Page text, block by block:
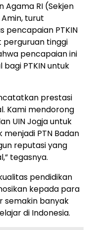
RI (Sekjen
turut
pencapaian PTKIN
perguruan tinggi
pencapaian ini
PTKIN untuk
prestasi
Kami mendorong
UIN Jogja untuk
PTN Badan
reputasi yang
tegasnya.
pendidikan
kepada para
semakin banyak
di Indonesia.